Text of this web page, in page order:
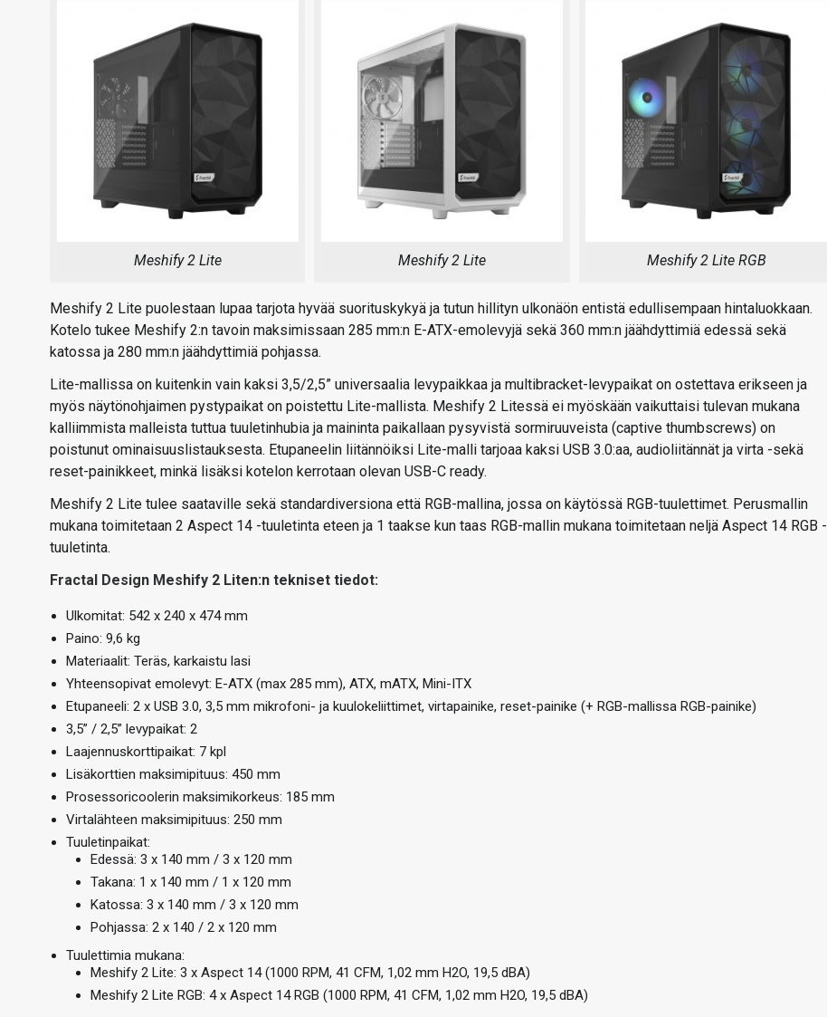
Meshify 2 Lite Meshify 2 Lite Meshify 2 Lite RGB
Meshify 2 Lite puolestaan lupaa tarjota hyvää suorituskykyä ja tutun hillityn ulkonäön entistä edullisempaan hintaluokkaan.
Kotelo tukee Meshify 2:n tavoin maksimissaan 285 mm:n E-ATX-emolevyjä sekä 360 mm:n jäähdyttimiä edessä sekä
katossa ja 280 mm:n jäähdyttimiä pohjassa.
Lite-mallissa on kuitenkin vain kaksi 3,5/2,5” universaalia levypaikkaa ja multibracket-levypaikat on ostettava erikseen ja
myös näytönohjaimen pystypaikat on poistettu Lite-mallista. Meshify 2 Litessä ei myöskään vaikuttaisi tulevan mukana
kalliimmista malleista tuttua tuuletinhubia ja maininta paikallaan pysyvistä sormiruuveista (captive thumbscrews) on
poistunut ominaisuuslistauksesta. Etupaneelin liitännöiksi Lite-malli tarjoaa kaksi USB 3.0:aa, audioliitännät ja virta -sekä
reset-painikkeet, minkä lisäksi kotelon kerrotaan olevan USB-C ready.
Meshify 2 Lite tulee saataville sekä standardiversiona että RGB-mallina, jossa on käytössä RGB-tuulettimet. Perusmallin
mukana toimitetaan 2 Aspect 14 -tuuletinta eteen ja 1 taakse kun taas RGB-mallin mukana toimitetaan neljä Aspect 14 RGB -
tuuletinta.
Fractal Design Meshify 2 Liten:n tekniset tiedot:
Ulkomitat: 542 x 240 x 474 mm
Paino: 9,6 kg
Materiaalit: Teräs, karkaistu lasi
Yhteensopivat emolevyt: E-ATX (max 285 mm), ATX, mATX, Mini-ITX
Etupaneeli: 2 x USB 3.0, 3,5 mm mikrofoni- ja kuulokeliittimet, virtapainike, reset-painike (+ RGB-mallissa RGB-painike)
3,5” / 2,5” levypaikat: 2
Laajennuskorttipaikat: 7 kpl
Lisäkorttien maksimipituus: 450 mm
Prosessoricoolerin maksimikorkeus: 185 mm
Virtalähteen maksimipituus: 250 mm
Tuuletinpaikat:
Edessä: 3 x 140 mm / 3 x 120 mm
Takana: 1 x 140 mm / 1 x 120 mm
Katossa: 3 x 140 mm / 3 x 120 mm
Pohjassa: 2 x 140 / 2 x 120 mm
Tuulettimia mukana:
Meshify 2 Lite: 3 x Aspect 14 (1000 RPM, 41 CFM, 1,02 mm H2O, 19,5 dBA)
Meshify 2 Lite RGB: 4 x Aspect 14 RGB (1000 RPM, 41 CFM, 1,02 mm H2O, 19,5 dBA)